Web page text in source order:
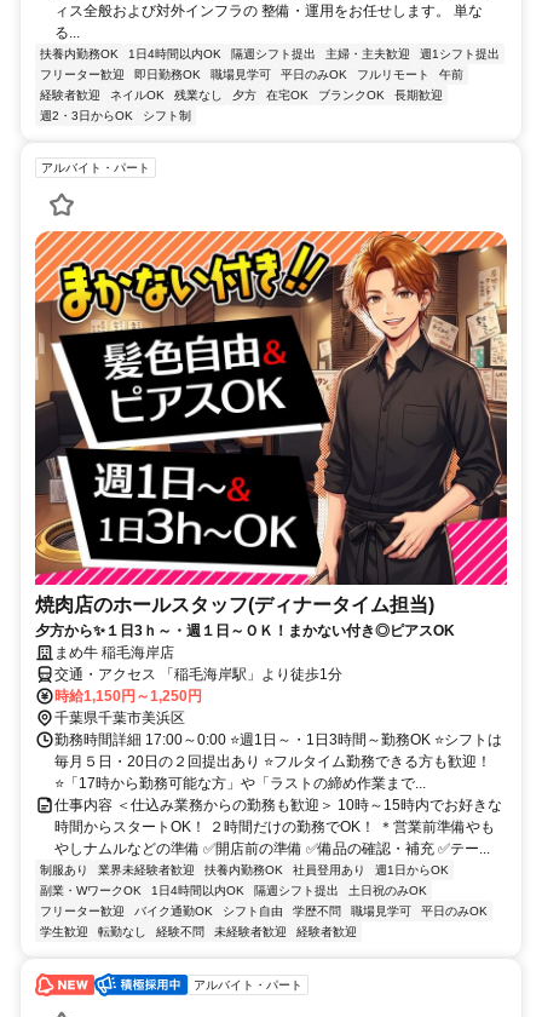
ィス全般および対外インフラの 整備・運用をお任せします。 単な
る...
扶養内勤務OK 1日4時間以内OK 隔週シフト提出 主婦・主夫歓迎
週1シフト提出
フリーター歓迎
即日勤務OK 職場見学可 平日のみOK フルリモート
午前
経験者歓迎
ネイルOK 残業なし 夕方 在宅OK ブランクOK
長期歓迎
週2・3日からOK
シフト制
アルバイト・パート
焼肉店のホールスタッフ(ディナータイム担当)
夕方から✨１日3ｈ～・週１日～ＯＫ！まかない付き◎ピアスOK
まめ牛 稲毛海岸店
交通・アクセス 「稲毛海岸駅」より徒歩1分
時給1,150円～1,250円
千葉県千葉市美浜区
勤務時間詳細 17:00～0:00 ⭐週1日～・1日3時間～勤務OK ⭐シフトは
毎月５日・20日の２回提出あり ⭐フルタイム勤務できる方も歓迎！
⭐「17時から勤務可能な方」や「ラストの締め作業まで...
仕事内容 ＜仕込み業務からの勤務も歓迎＞ 10時～15時内でお好きな
時間からスタートOK！ ２時間だけの勤務でOK！ ＊営業前準備やも
やしナムルなどの準備 ✅開店前の準備 ✅備品の確認・補充 ✅テー...
制服あり 業界未経験者歓迎 扶養内勤務OK 社員登用あり
週1日からOK
副業・WワークOK
1日4時間以内OK 隔週シフト提出
土日祝のみOK
フリーター歓迎
バイク通勤OK シフト自由 学歴不問 職場見学可
平日のみOK
学生歓迎
転勤なし 経験不問 未経験者歓迎 経験者歓迎
アルバイト・パート